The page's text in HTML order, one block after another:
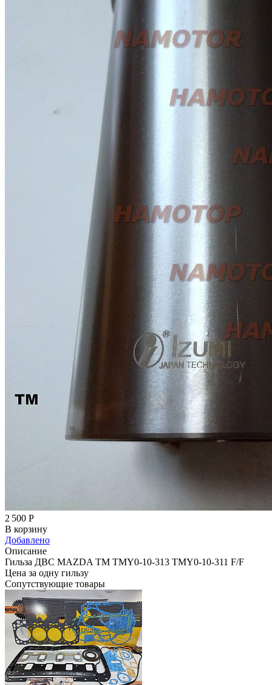
2 500 Р
В корзину
Добавлено
Описание
Гильза ДВС MAZDA TM TMY0-10-313 TMY0-10-311 F/F
Цена за одну гильзу
Сопутствующие товары